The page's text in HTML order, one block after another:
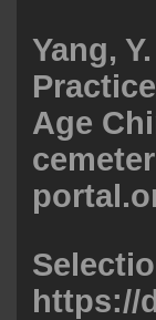
Yang,
Age
https://